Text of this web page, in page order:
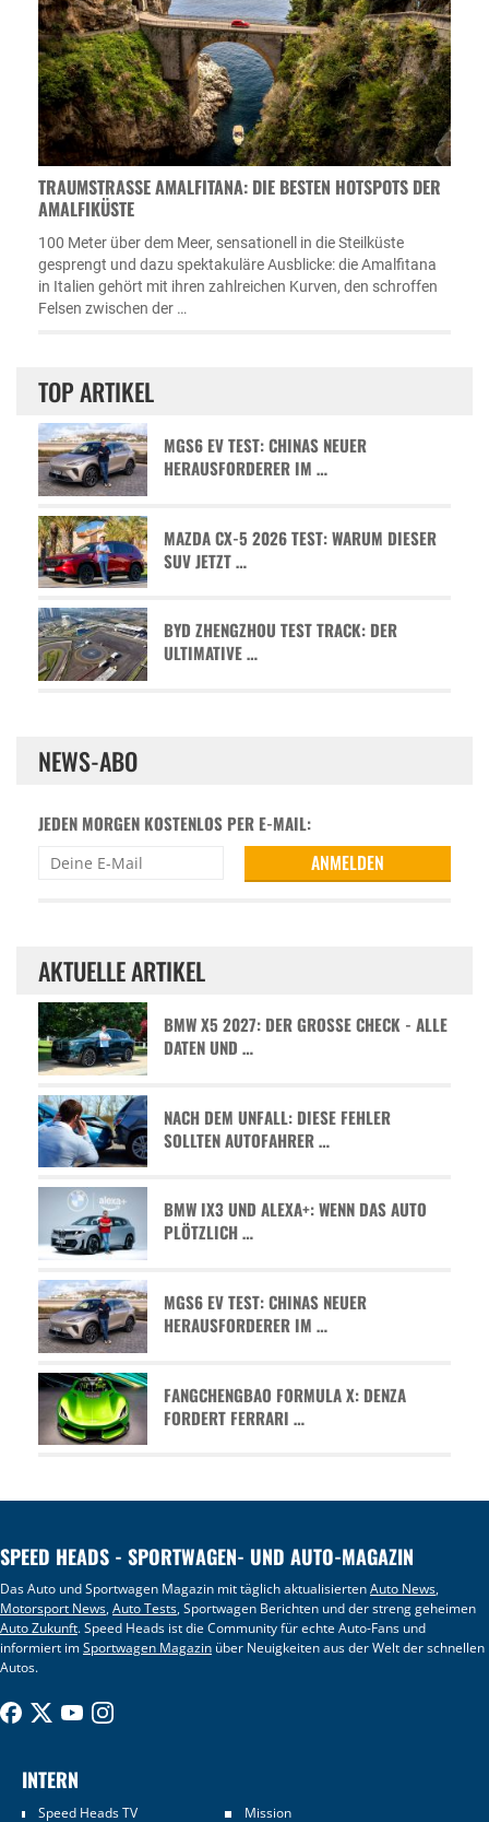
TRAUMSTRASSE AMALFITANA: DIE BESTEN HOTSPOTS DER A
MALFIKÜSTE
100 Meter über dem Meer, sensationell in die Steilküste
gesprengt und dazu spektakuläre Ausblicke: die Amalfitana
in Italien gehört mit ihren zahlreichen Kurven, den schroffen
Felsen zwischen der …
TOP ARTIKEL
MGS6 EV TEST: CHINAS NEUER
HERAUSFORDERER IM …
MAZDA CX-5 2026 TEST: WARUM DIESER
SUV JETZT …
BYD ZHENGZHOU TEST TRACK: DER
ULTIMATIVE …
NEWS-ABO
JEDEN MORGEN KOSTENLOS PER E-MAIL:
AKTUELLE ARTIKEL
BMW X5 2027: DER GROSSE CHECK - ALLE D
ATEN UND …
NACH DEM UNFALL: DIESE FEHLER
SOLLTEN AUTOFAHRER …
BMW IX3 UND ALEXA+: WENN DAS AUTO
PLÖTZLICH …
MGS6 EV TEST: CHINAS NEUER
HERAUSFORDERER IM …
FANGCHENGBAO FORMULA X: DENZA
FORDERT FERRARI …
SPEED HEADS - SPORTWAGEN- UND AUTO-MAGAZIN
Das Auto und Sportwagen Magazin mit täglich aktualisiertenAuto News,
Motorsport News,Auto Tests, Sportwagen Berichten und der streng geheimen
Auto Zukunft. Speed Heads ist die Community für echte Auto-Fans und
informiert imSportwagen Magazin über Neuigkeiten aus der Welt der schnellen
Autos.
INTERN
Speed Heads TV Mission